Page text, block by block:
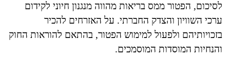
לסיכום, הפטור ממס בריאות מהווה מנגנון חיוני לקידום
ערכי השוויון והצדק החברתי. על האזרחים להכיר
בזכויותיהם ולפעול למימוש הפטור, בהתאם להוראות החוק
והנחיות המוסדות המוסמכים.